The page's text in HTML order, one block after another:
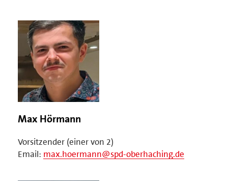
Max Hörmann
Vorsitzender (einer von 2)
Email: max.hoermann@spd-oberhaching.de